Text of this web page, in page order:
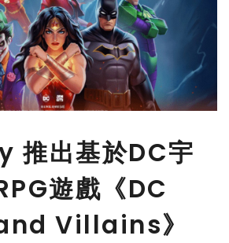
出基於DC宇
遊戲《DC
Villains》